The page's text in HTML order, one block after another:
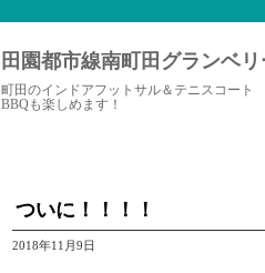
田園都市線南町田グランベ
町田のインドアフットサル＆テニスコート
BBQも楽しめます！
ついに！！！！
2018年11月9日